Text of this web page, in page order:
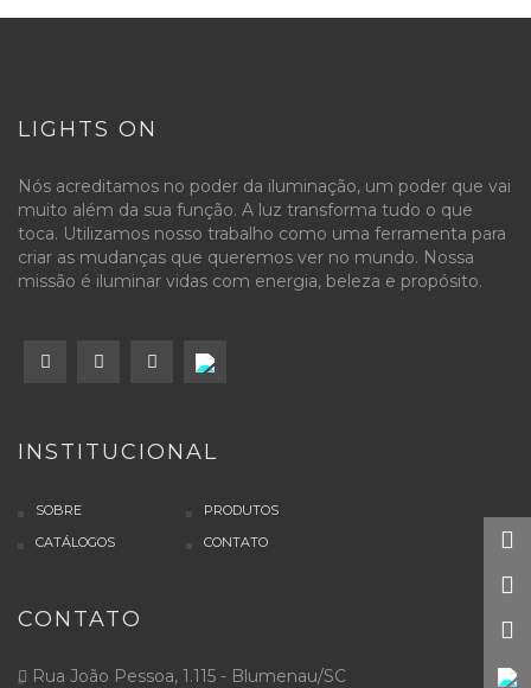
LIGHTS ON
Nós acreditamos no poder da iluminação, um poder que vai
muito além da sua função. A luz transforma tudo o que
toca. Utilizamos nosso trabalho como uma ferramenta para
criar as mudanças que queremos ver no mundo. Nossa
missão é iluminar vidas com energia, beleza e propósito.
INSTITUCIONAL
SOBRE
PRODUTOS
CATÁLOGOS
CONTATO
CONTATO
Rua João Pessoa, 1.115 - Blumenau/SC